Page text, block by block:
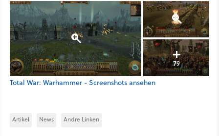
79
Total War: Warhammer - Screenshots ansehen
Artikel News Andre Linken